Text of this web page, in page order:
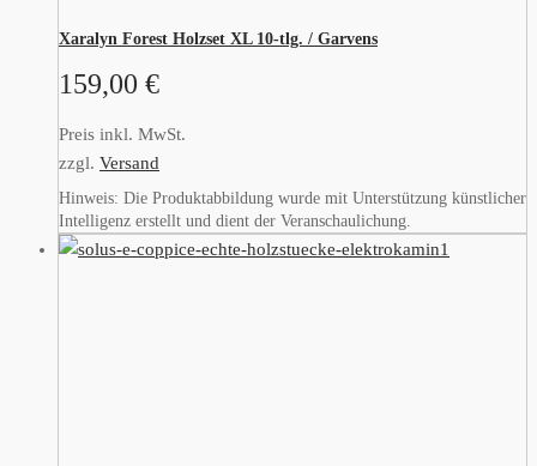
Xaralyn Forest Holzset XL 10-tlg. / Garvens
159,00 €
Preis inkl. MwSt.
zzgl. Versand
Hinweis: Die Produktabbildung wurde mit Unterstützung künstlicher
Intelligenz erstellt und dient der Veranschaulichung.